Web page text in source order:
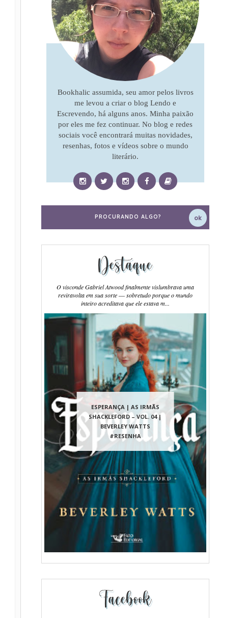
Bookhalic assumida, seu amor pelos livros
me levou a criar o blog Lendo e
Escrevendo, há alguns anos. Minha paixão
por eles me fez continuar. No blog e redes
sociais você encontrará muitas novidades,
resenhas, fotos e vídeos sobre o mundo
literário.
Destaque
ESPERANÇA | AS IRMÃS
SHACKLEFORD – VOL. 04 |
BEVERLEY WATTS
#RESENHA
O visconde Gabriel Atwood finalmente vislumbrava uma
reviravolta em sua sorte ― sobretudo porque o mundo
inteiro acreditava que ele estava m...
Facebook